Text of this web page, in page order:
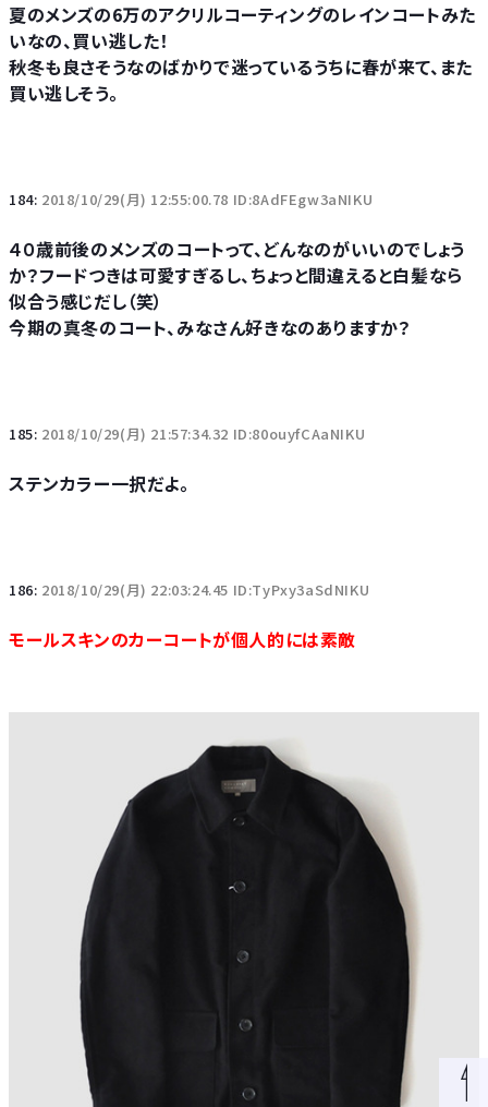
夏のメンズの6万のアクリルコーティングのレインコートみた
いなの、買い逃した！
秋冬も良さそうなのばかりで迷っているうちに春が来て、また
買い逃しそう。
184: 2018/10/29(月) 12:55:00.78 ID:8AdFEgw3aNIKU
４０歳前後のメンズのコートって、どんなのがいいのでしょう
か？フードつきは可愛すぎるし、ちょっと間違えると白髪なら
似合う感じだし（笑）
今期の真冬のコート、みなさん好きなのありますか？
185: 2018/10/29(月) 21:57:34.32 ID:80ouyfCAaNIKU
ステンカラー一択だよ。
186: 2018/10/29(月) 22:03:24.45 ID:TyPxy3aSdNIKU
モールスキンのカーコートが個人的には素敵